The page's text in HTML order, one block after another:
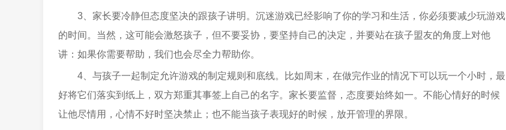
3、家长要冷静但态度坚决的跟孩子讲明。沉迷游戏已经影响了你的学习和生活，你必须要减少玩游戏
的时间。当然，这可能会激怒孩子，但不要妥协，要坚持自己的决定，并要站在孩子盟友的角度上对他
讲：如果你需要帮助，我们也会尽全力帮助你。
4、与孩子一起制定允许游戏的制定规则和底线。比如周末，在做完作业的情况下可以玩一个小时，最
好将它们落实到纸上，双方郑重其事签上自己的名字。家长要监督，态度要始终如一。不能心情好的时候
让他尽情用，心情不好时坚决禁止；也不能当孩子表现好的时候，放开管理的界限。